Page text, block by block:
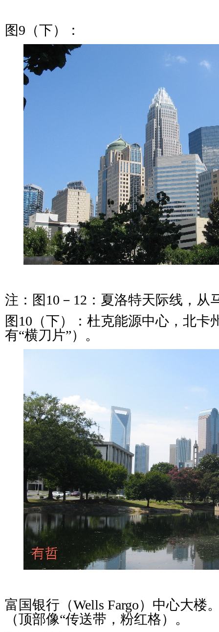
图9（下）：
注：图10－12：夏洛特天际线，从
图10（下）：杜克能源中心，北卡
有“横刀片”）。
富国银行（Wells Fargo）中心大楼
（顶部像“传送带，粉红格）。